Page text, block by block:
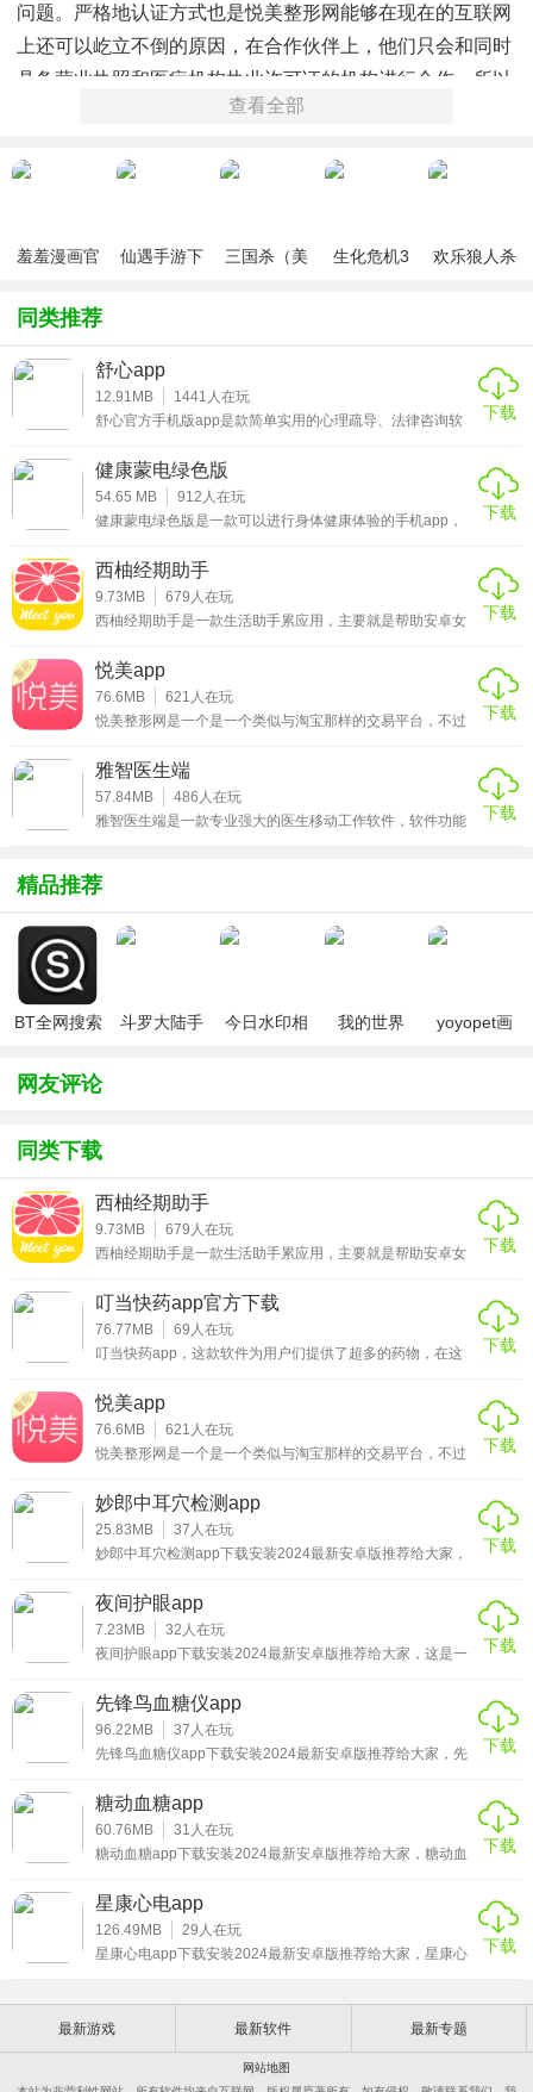
问题。严格地认证方式也是悦美整形网能够在现在的互联网
上还可以屹立不倒的原因，在合作伙伴上，他们只会和同时
具备营业执照和医疗机构执业许可证的机构进行合作，所以
用户可以相对的放宽心使用。在整形以前，用户还可以通过
对全国上千医生的技术和特点都有相应的了解，能够站在您
软件特色
【整形特卖】
精选整形特价优惠项目，每个项目上线前都经过不低于5天的
【极严格认证】
的机构进行合作，为此每天会淘汰30%-50%不符合要求的项
【整形保障】
悦美设立500万整形保障基金。求美者通过悦美预约购买的整
即可获得悦美提供的先行赔付金。
【医美咨询】
入了解。我们能站在您的立场，帮您选择适合的项目，并在
预约和到院面诊方面为您提供多方位的服务。
这里有真实网友直播的多图整形日记帖，也有神级整形达人
和你上聊整形经验下聊美学知识。偶尔名医也会进来为你开
吧。
更新日志
悦美 V7.3.8更新日志（2020-9-24）
9月大促惊喜上线！换季大作战，焕颜亮肌不要钱啦~爱美的
小仙女快来！！
津贴专场，订金仅需3折，还可叠加机构尾款券哦！
攒能量抽奖可获得瓜分10亿现金红包的机会哦！
花样焕新颜，就等你来！
V7.3.5.1更新日志（2020-9-3）
9月大促惊喜上线！换季大作战，焕颜亮肌不要钱啦~爱美的
小仙女快来！！
津贴专场，订金仅需3折，还可叠加机构尾款券哦！
攒能量抽奖可获得瓜分10亿现金红包的机会哦！
查看全部
羞羞漫画官
仙遇手游下
三国杀（美
生化危机3
欢乐狼人杀
同类推荐
舒心app
12.91MB 1441 人在玩
舒心官方手机版app是款简单实用的心理疏导、法律咨询软
心理咨询服务，让有需要的用户可以更好释放心理压力，重
获新生；大量认证和资深律师在线，有需要法律咨询服务的
用户也能随心选择咨询，一对一服务更注重你的隐私，软件
还内置法规大全、案例参考、个税计算等生活实用工具。
下载
健康蒙电绿色版
54.65 MB 912 人在玩
健康蒙电绿色版是一款可以进行身体健康体验的手机app，
体验报名，所有的体验结果都会记录在软件上，系统会跟体
验结果提供合理
下载
西柚经期助手
9.73MB 679 人在玩
西柚经期助手是一款生活助手累应用，主要就是帮助安卓女
期能够调整好自己的状态，除了记录生理周期外，软件还用
过有生活小贴士、日历等功能，能够解决大部分女性生理期
间遇到的各种问题。西柚经期助手还能够提供大姨妈来临时
间、受孕期的推测、安全期的计算等等，让想要宝宝的你能
下载
悦美app
76.6MB 621 人在玩
悦美整形网是一个是一个类似与淘宝那样的交易平台，不过
的手机app软件，类似于手机淘宝。用户可以在悦美app联系
医院进行整容项目，也可以在手机上和医院做好沟通和交
流，当然里面的医生都是说自己好的，用户需要自行判断。
认真说起来，悦美app也是一款采用了o2o模式的手机软件，
下载
雅智医生端
57.84MB 486 人在玩
雅智医生端是一款专业强大的医生移动工作软件，软件功能
的就诊管理，提高服务患者的工作效率，实现对糖尿病患者
的持续护理以及教育指导，有需要的用户赶快来下载雅智医
下载
精品推荐
BT全网搜索
斗罗大陆手
今日水印相
我的世界
yoyopet画
网友评论
同类下载
西柚经期助手
9.73MB 679 人在玩
西柚经期助手是一款生活助手累应用，主要就是帮助安卓女
期能够调整好自己的状态，除了记录生理周期外，软件还用
过有生活小贴士、日历等功能，能够解决大部分女性生理期
间遇到的各种问题。西柚经期助手还能够提供大姨妈来临时
间、受孕期的推测、安全期的计算等等，让想要宝宝的你能
下载
叮当快药app官方下载
76.77MB 69 人在玩
叮当快药app，这款软件为用户们提供了超多的药物，在这
能很多，所有的药物都是可以分类管理的。
下载
悦美app
76.6MB 621 人在玩
悦美整形网是一个是一个类似与淘宝那样的交易平台，不过
的手机app软件，类似于手机淘宝。用户可以在悦美app联系
医院进行整容项目，也可以在手机上和医院做好沟通和交
流，当然里面的医生都是说自己好的，用户需要自行判断。
认真说起来，悦美app也是一款采用了o2o模式的手机软件，
下载
妙郎中耳穴检测app
25.83MB 37 人在玩
妙郎中耳穴检测app下载安装2024最新安卓版推荐给大家，
好者学习，临床科研和辅助治疗等多种功能，以及按摩、艾
灸、美容、妙郎中耳穴教学科研检测系统具有耳穴学习、健
康监测、自动寻找阳性穴位、养生保健等非专业人员的使
用，针灸治疗等专业医务人员。
下载
夜间护眼app
7.23MB 32 人在玩
夜间护眼app下载安装2024最新安卓版推荐给大家，这是一
时代,人们难免熬夜通宵,您是否烦恼于夜间看漫画,读小说时
那刺眼的手机亮度?夜间护眼就将为您解决此类烦恼,让您享
受快速资讯,娱乐的同时,也不忘保护您的眼睛。
下载
先锋鸟血糖仪app
96.22MB 37 人在玩
先锋鸟血糖仪app下载安装2024最新安卓版推荐给大家，先
理，集大数据运算、个性化短视频交流及家庭管理为一体的
健康应用。涉及：大健康，慢性病管理，短视频，科学运动
及自营在线商城。
下载
糖动血糖app
60.76MB 31 人在玩
糖动血糖app下载安装2024最新安卓版推荐给大家，糖动血
监测，了解自身血糖和生活行为(饮食、运动、情绪、药品
等)的关系，通过调整生活行为，找到适合自己的控糖方式。
下载
星康心电app
126.49MB 29 人在玩
星康心电app下载安装2024最新安卓版推荐给大家，星康心
下载
最新游戏 最新软件 最新专题
网站地图